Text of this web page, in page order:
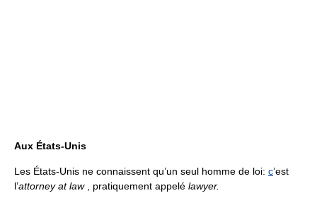
Aux États-Unis
Les États-Unis ne connaissent qu’un seul homme de loi: c’est
l’attorney at law, pratiquement appelé lawyer.